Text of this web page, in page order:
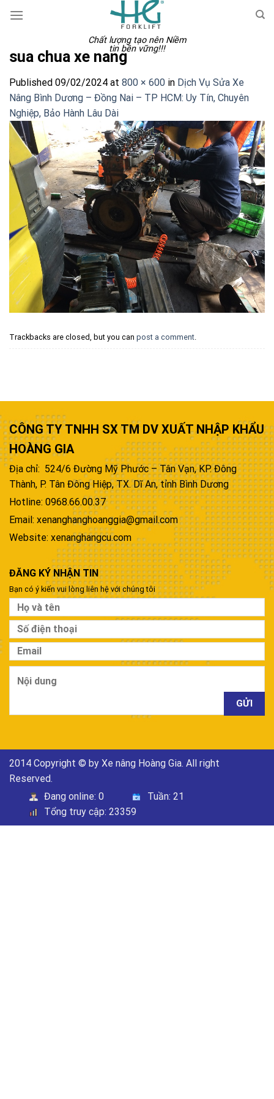
Chất lượng tạo nên Niềm
tin bền vững!!!
sua chua xe nang
Published 09/02/2024 at 800 × 600 in Dịch Vụ Sửa Xe
Nâng Bình Dương – Đồng Nai – TP HCM: Uy Tín, Chuyên
Nghiệp, Bảo Hành Lâu Dài
Trackbacks are closed, but you can post a comment.
CÔNG TY TNHH SX TM DV XUẤT NHẬP KHẨU
HOÀNG GIA
Địa chỉ: 524/6 Đường Mỹ Phước – Tân Vạn, KP. Đông
Thành, P. Tân Đông Hiệp, TX. Dĩ An, tỉnh Bình Dương
Hotline: 0968.66.00.37
Email: xenanghanghoanggia@gmail.com
Website: xenanghangcu.com
ĐĂNG KÝ NHẬN TIN
Bạn có ý kiến vui lòng liên hệ với chúng tôi
2014 Copyright © by Xe nâng Hoàng Gia. All right
Reserved.
Đang online: 0 Tuần: 21
Tổng truy cập: 23359